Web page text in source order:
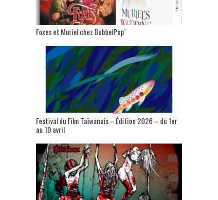
Foxes et Muriel chez BubbelPop’
Festival du Film Taïwanais – Édition 2026 – du 1er
au 10 avril